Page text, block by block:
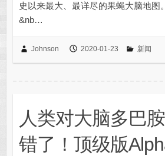
史以来最大、最详尽的果蝇大脑地图
&nb…
Johnson 2020-01-23 新闻
人类对大脑多巴
错了！顶级版